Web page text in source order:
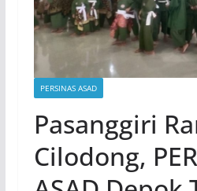
PERSINAS ASAD
Pasanggiri
Cilodong,